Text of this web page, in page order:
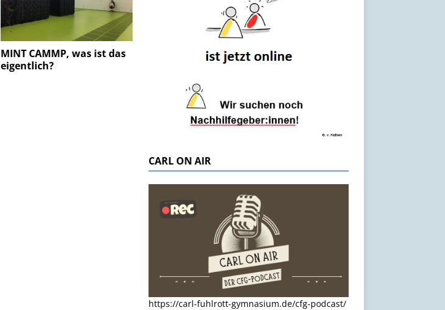
MINT CAMMP, was ist das
eigentlich?
CARL ON AIR
https://carl-fuhlrott-gymnasium.de/cfg-podcast/